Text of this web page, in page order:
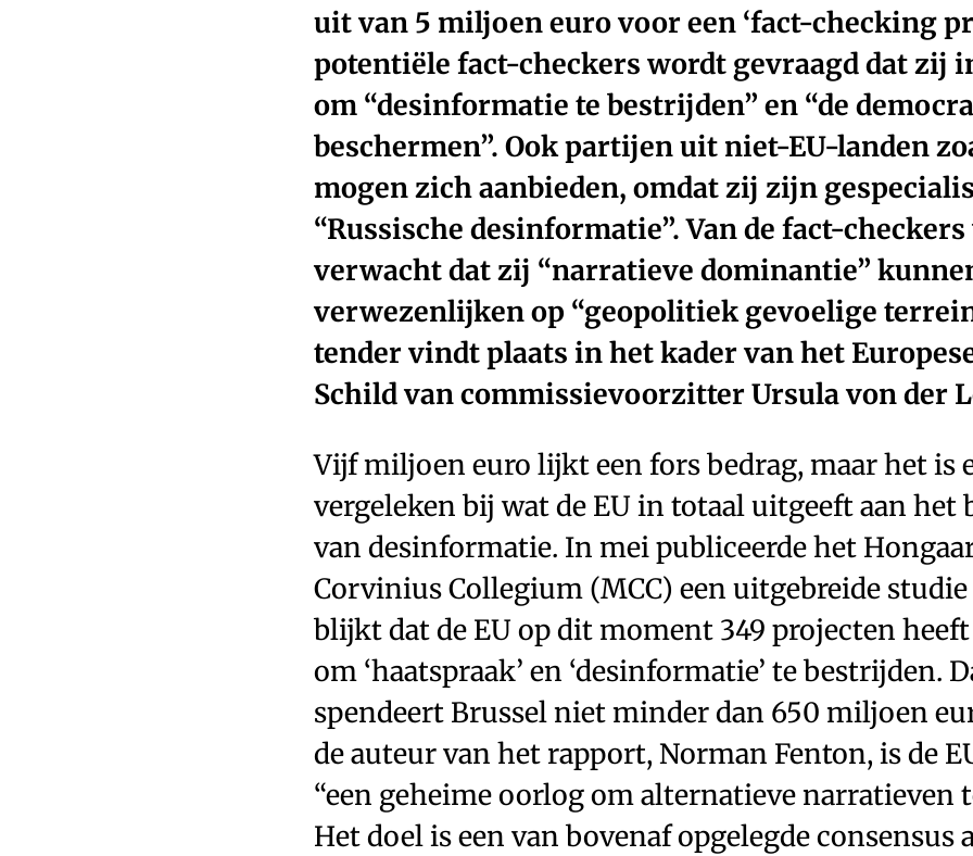
uit van 5 miljoen euro voor een ‘fact-checking
potentiële fact-checkers wordt gevraagd dat zij
om “desinformatie te bestrijden” en “de
beschermen”. Ook partijen uit niet-EU-landen
mogen zich aanbieden, omdat zij zijn
“Russische desinformatie”. Van de fact-
verwacht dat zij “narratieve dominantie”
verwezenlijken op “geopolitiek gevoelige
tender vindt plaats in het kader van het
Schild van commissievoorzitter Ursula von der
Vijf miljoen euro lijkt een fors bedrag, maar het is
vergeleken bij wat de EU in totaal uitgeeft aan het
van desinformatie. In mei publiceerde het
Corvinius Collegium (MCC) een uitgebreide
blijkt dat de EU op dit moment 349 projecten
om ‘haatspraak’ en ‘desinformatie’ te bestrijden.
spendeert Brussel niet minder dan 650 miljoen
de auteur van het rapport, Norman Fenton, is de
“een geheime oorlog om alternatieve narratieven
Het doel is een van bovenaf opgelegde consensus